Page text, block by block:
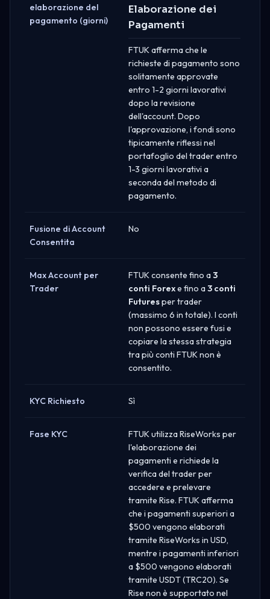
elaborazione del
pagamento (giorni)
Elaborazione dei
Pagamenti
FTUK afferma che le
richieste di pagamento sono
solitamente approvate
entro 1-2 giorni lavorativi
dopo la revisione
dell'account. Dopo
l'approvazione, i fondi sono
tipicamente riflessi nel
portafoglio del trader entro
1-3 giorni lavorativi a
seconda del metodo di
pagamento.
Fusione di Account
Consentita
No
Max Account per
Trader
FTUK consente fino a3
conti Forexe fino a3 conti
Futuresper trader
(massimo 6 in totale). I conti
non possono essere fusi e
copiare la stessa strategia
tra più conti FTUK non è
consentito.
KYC Richiesto Sì
Fase KYC
FTUK utilizza RiseWorks per
l'elaborazione dei
pagamenti e richiede la
verifica del trader per
accedere e prelevare
tramite Rise. FTUK afferma
che i pagamenti superiori a
$500 vengono elaborati
tramite RiseWorks in USD,
mentre i pagamenti inferiori
a $500 vengono elaborati
tramite USDT (TRC20). Se
Rise non è supportato nel